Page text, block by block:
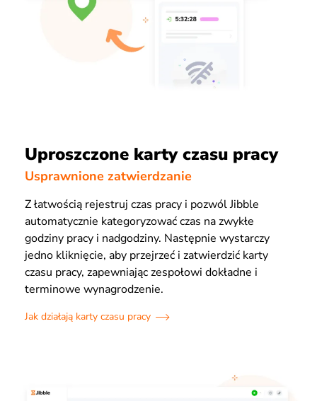
Uproszczone karty czasu pracy
Usprawnione zatwierdzanie
Z łatwością rejestruj czas pracy i pozwól Jibble
automatycznie kategoryzować czas na zwykłe
godziny pracy i nadgodziny. Następnie wystarczy
jedno kliknięcie, aby przejrzeć i zatwierdzić karty
czasu pracy, zapewniając zespołowi dokładne i
terminowe wynagrodzenie.
Jak działają karty czasu pracy